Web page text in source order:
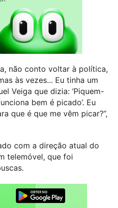
não conto voltar à política,
às vezes... Eu tinha um
Veiga que dizia: ‘Piquem-
bem é picado’. Eu
que é que me vêm picar?”,
com a direção atual do
telemóvel, que foi